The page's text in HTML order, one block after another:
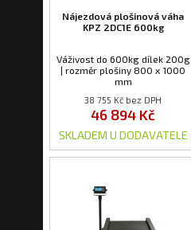
Nájezdová plošinová váha
KPZ 2DC1E 600kg
Váživost do 600kg dílek 200g
| rozměr plošiny 800 x 1000
mm
38 755 Kč bez DPH
46 894 Kč
SKLADEM U DODAVATELE